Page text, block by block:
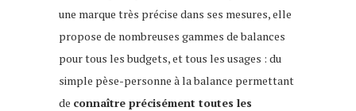
une marque très précise dans ses mesures, elle
propose de nombreuses gammes de balances
pour tous les budgets, et tous les usages : du
simple pèse-personne à la balance permettant
de connaître précisément toutes les